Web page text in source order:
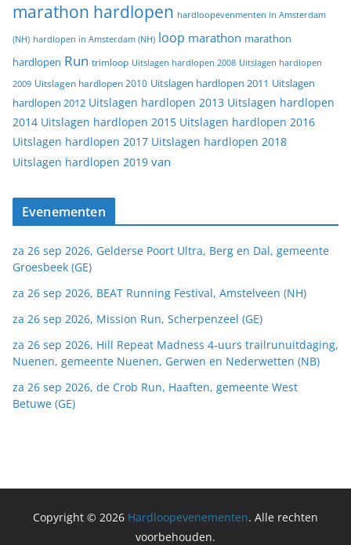
marathon hardlopen hardloopevenmenten in Amsterdam
(NH) hardlopen in Amsterdam (NH) loop marathon marathon
hardlopen Run trimloop Uitslagen hardlopen 2008 Uitslagen hardlopen
2009 Uitslagen hardlopen 2010 Uitslagen hardlopen 2011 Uitslagen
hardlopen 2012 Uitslagen hardlopen 2013 Uitslagen hardlopen
2014 Uitslagen hardlopen 2015 Uitslagen hardlopen 2016
Uitslagen hardlopen 2017 Uitslagen hardlopen 2018
Uitslagen hardlopen 2019 van
Evenementen
za 26 sep 2026, Gelderse Poort Ultra, Berg en Dal, gemeente
Groesbeek (GE)
za 26 sep 2026, BEAT Running Festival, Amstelveen (NH)
za 26 sep 2026, Mission Run, Scherpenzeel (GE)
za 26 sep 2026, Hill Repeat Madness 4-uurs trailrunuitdaging,
Nuenen, gemeente Nuenen, Gerwen en Nederwetten (NB)
za 26 sep 2026, de Crob Run, Haaften, gemeente West
Betuwe (GE)
Copyright © 2026 Hardloopevenementen. Alle rechten
voorbehouden.